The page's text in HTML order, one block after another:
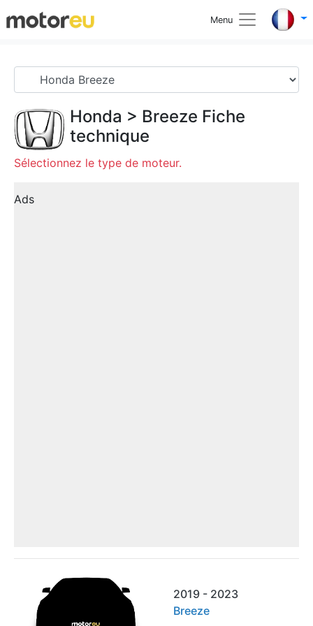
Menu
Honda > Breeze Fiche
technique
Sélectionnez le type de moteur.
Ads
2019 - 2023
Breeze